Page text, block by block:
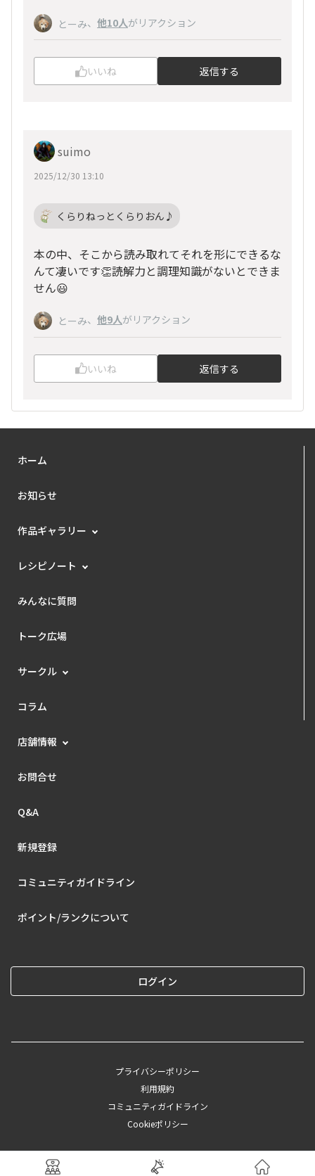
とーみ、 他10人がリアクション
いいね 返信する
suimo
2025/12/30 13:10
くらりねっとくらりおん♪
本の中、そこから読み取れてそれを形にできるな
んて凄いです👏読解力と調理知識がないとできま
せん😃
とーみ、 他9人がリアクション
いいね 返信する
ホーム
お知らせ
作品ギャラリー
レシピノート
みんなに質問
トーク広場
サークル
コラム
店舗情報
お問合せ
Q&A
新規登録
コミュニティガイドライン
ポイント/ランクについて
ログイン
プライバシーポリシー
利用規約
コミュニティガイドライン
Cookieポリシー
©︎2025 CAINZ